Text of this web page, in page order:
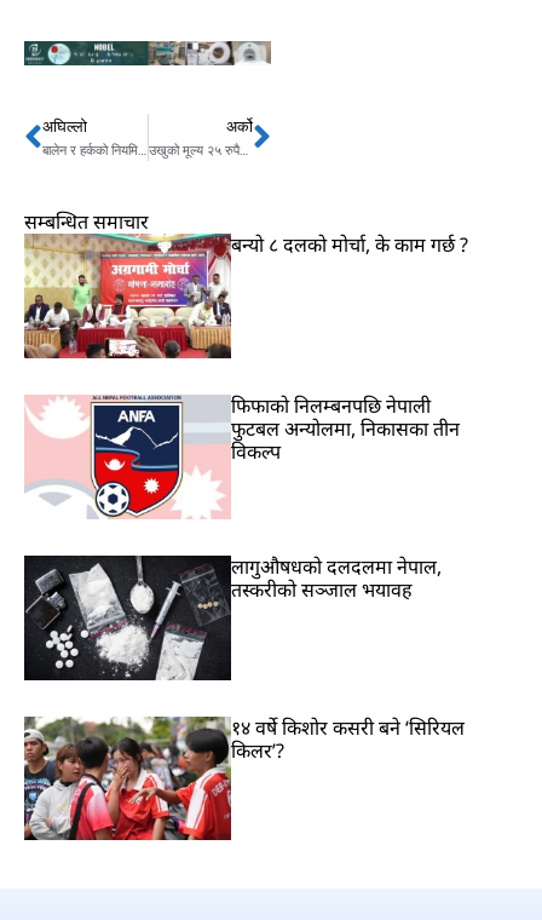
Prev
अघिल्लो
बालेन र हर्कको नियमित भेट, नयाँ शक्ति बनाउने ?
अर्को
उखुको मूल्य २५ रुपैयाँ बढ्यो, किसान भन्छन् लागत नै उठ्दैन Next
सम्बन्धित समाचार
बन्यो ८ दलको मोर्चा, के काम गर्छ ?
फिफाको निलम्बनपछि नेपाली
फुटबल अन्योलमा, निकासका तीन
विकल्प
लागुऔषधको दलदलमा नेपाल,
तस्करीको सञ्जाल भयावह
१४ वर्षे किशोर कसरी बने ‘सिरियल
किलर’?